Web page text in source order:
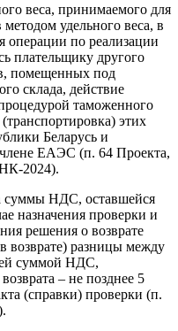
веса, принимаемого для
удельного веса, в
операции по реализации
плательщику другого
помещенных под
склада, действие
таможенного
(транспортировка) этих
Беларусь и
члене ЕАЭС (п. 64 Проекта,
2024).
суммы НДС, оставшейся
назначения проверки и
решения о возврате
возврате) разницы между
суммой НДС,
– не позднее 5
(справки) проверки (п.